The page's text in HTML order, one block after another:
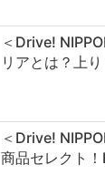
＜Drive!
リアとは？上
＜Drive!
商品セレクト